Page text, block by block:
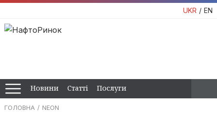
UKR EN
Новини Статті Послуги
ГОЛОВНА NEON